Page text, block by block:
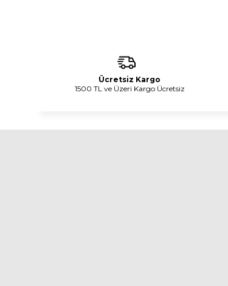
Ücretsiz Kargo
1500 TL ve Üzeri Kargo Ücretsiz